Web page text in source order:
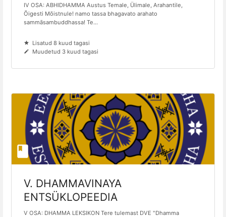
IV OSA: ABHIDHAMMA Austus Temale, Ülimale, Arahantile,
Õigesti Mõistnule! namo tassa bhagavato arahato
sammāsambuddhassa! Te...
Lisatud 8 kuud tagasi
Muudetud 3 kuud tagasi
V. DHAMMAVINAYA
ENTSÜKLOPEEDIA
V OSA: DHAMMA LEKSIKON Tere tulemast DVE "Dhamma